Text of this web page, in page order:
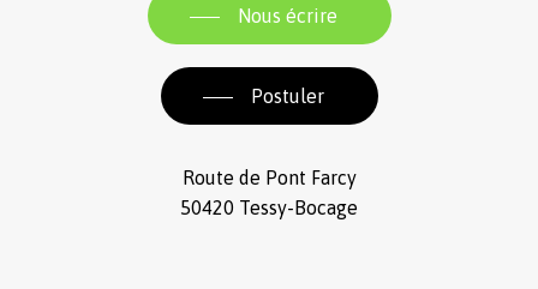
Nous écrire
Postuler
Route de Pont Farcy
50420 Tessy-Bocage